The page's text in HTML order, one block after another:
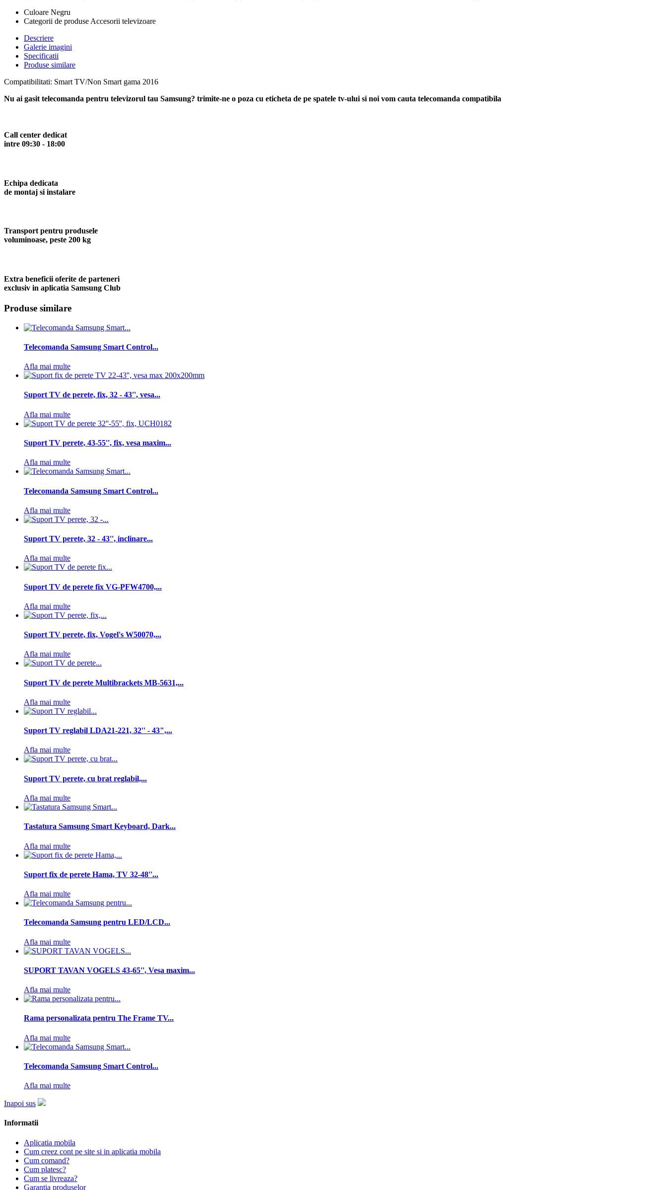
Culoare Negru
Categorii de produse Accesorii televizoare
Descriere
Galerie imagini
Specificatii
Produse similare
Compatibilitati: Smart TV/Non Smart gama 2016
Nu ai gasit telecomanda pentru televizorul tau Samsung? trimite-ne o poza cu eticheta de pe spatele tv-ului si noi vom cauta telecomanda compatibila
Call center dedicat
intre 09:30 - 18:00
Echipa dedicata
de montaj si instalare
Transport pentru produsele
voluminoase, peste 200 kg
Extra beneficii oferite de parteneri
exclusiv in aplicatia Samsung Club
Produse similare
Telecomanda Samsung Smart Control...
Afla mai multe
Suport TV de perete, fix, 32 - 43'', vesa...
Afla mai multe
Suport TV perete, 43-55'', fix, vesa maxim...
Afla mai multe
Telecomanda Samsung Smart Control...
Afla mai multe
Suport TV perete, 32 - 43'', inclinare...
Afla mai multe
Suport TV de perete fix VG-PFW4700,...
Afla mai multe
Suport TV perete, fix, Vogel's W50070,...
Afla mai multe
Suport TV de perete Multibrackets MB-5631,...
Afla mai multe
Suport TV reglabil LDA21-221, 32'' - 43",...
Afla mai multe
Suport TV perete, cu brat reglabil,...
Afla mai multe
Tastatura Samsung Smart Keyboard, Dark...
Afla mai multe
Suport fix de perete Hama, TV 32-48''...
Afla mai multe
Telecomanda Samsung pentru LED/LCD...
Afla mai multe
SUPORT TAVAN VOGELS 43-65'', Vesa maxim...
Afla mai multe
Rama personalizata pentru The Frame TV...
Afla mai multe
Telecomanda Samsung Smart Control...
Afla mai multe
Inapoi sus
Informatii
Aplicatia mobila
Cum creez cont pe site si in aplicatia mobila
Cum comand?
Cum platesc?
Cum se livreaza?
Garantia produselor